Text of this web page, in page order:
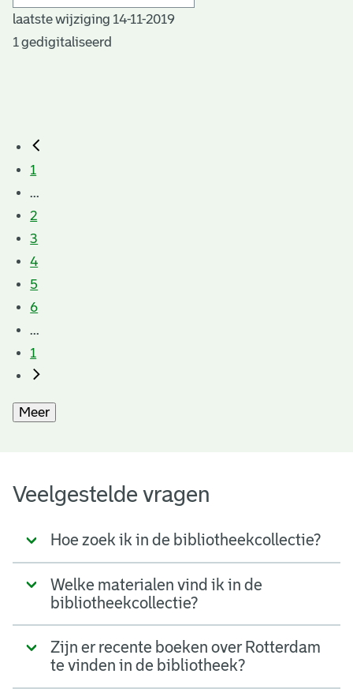
laatste wijziging 14-11-2019
1 gedigitaliseerd
1
...
2
3
4
5
6
...
1
Meer
Veelgestelde vragen
Hoe zoek ik in de bibliotheekcollectie?
Welke materialen vind ik in de
bibliotheekcollectie?
Zijn er recente boeken over Rotterdam
te vinden in de bibliotheek?